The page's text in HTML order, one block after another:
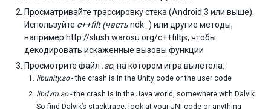
Просматривайте трассировку стека (Android 3 или выше).
Используйте c++filt (частьndk_) или другие методы,
например http://slush.warosu.org/c++filtjs, чтобы
декодировать искаженные вызовы функции
Просмотрите файл .so, на котором игра вылетела:
libunity.so- the crash is in the Unity code or the user code
libdvm.so- the crash is in the Java world, somewhere with Dalvik.
So find Dalvik’s stacktrace, look at your JNI code or anything